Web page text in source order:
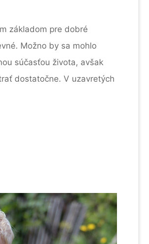
základom pre dobré
Možno by sa mohlo
súčasťou života, avšak
dostatočne. V uzavretých